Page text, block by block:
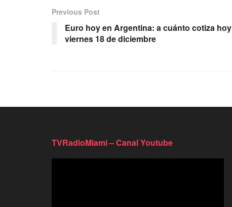
Previous Post
Euro hoy en Argentina: a cuánto cotiza hoy
viernes 18 de diciembre
TVRadioMiami – Canal Youtube